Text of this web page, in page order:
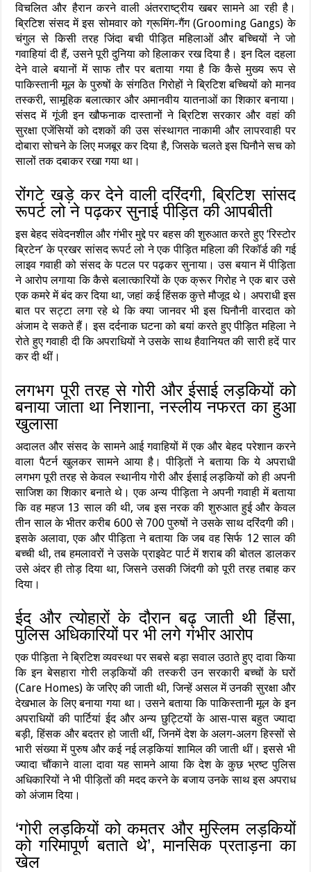
विचलित और हैरान करने वाली अंतरराष्ट्रीय खबर सामने आ रही है।
ब्रिटिश संसद में इस सोमवार को ग्रूमिंग-गैंग (Grooming Gangs) के
चंगुल से किसी तरह जिंदा बची पीड़ित महिलाओं और बच्चियों ने जो
गवाहियां दी हैं, उसने पूरी दुनिया को हिलाकर रख दिया है। इन दिल दहला
देने वाले बयानों में साफ तौर पर बताया गया है कि कैसे मुख्य रूप से
पाकिस्तानी मूल के पुरुषों के संगठित गिरोहों ने ब्रिटिश बच्चियों को मानव
तस्करी, सामूहिक बलात्कार और अमानवीय यातनाओं का शिकार बनाया।
संसद में गूंजी इन खौफनाक दास्तानों ने ब्रिटिश सरकार और वहां की
सुरक्षा एजेंसियों को दशकों की उस संस्थागत नाकामी और लापरवाही पर
दोबारा सोचने के लिए मजबूर कर दिया है, जिसके चलते इस घिनौने सच को
सालों तक दबाकर रखा गया था।
रोंगटे खड़े कर देने वाली दरिंदगी, ब्रिटिश सांसद
रूपर्ट लो ने पढ़कर सुनाई पीड़ित की आपबीती
इस बेहद संवेदनशील और गंभीर मुद्दे पर बहस की शुरुआत करते हुए ‘रिस्टोर
ब्रिटेन’ के प्रखर सांसद रूपर्ट लो ने एक पीड़ित महिला की रिकॉर्ड की गई
लाइव गवाही को संसद के पटल पर पढ़कर सुनाया। उस बयान में पीड़िता
ने आरोप लगाया कि कैसे बलात्कारियों के एक क्रूर गिरोह ने एक बार उसे
एक कमरे में बंद कर दिया था, जहां कई हिंसक कुत्ते मौजूद थे। अपराधी इस
बात पर सट्टा लगा रहे थे कि क्या जानवर भी इस घिनौनी वारदात को
अंजाम दे सकते हैं। इस दर्दनाक घटना को बयां करते हुए पीड़ित महिला ने
रोते हुए गवाही दी कि अपराधियों ने उसके साथ हैवानियत की सारी हदें पार
कर दी थीं।
लगभग पूरी तरह से गोरी और ईसाई लड़कियों को
बनाया जाता था निशाना, नस्लीय नफरत का हुआ
खुलासा
अदालत और संसद के सामने आई गवाहियों में एक और बेहद परेशान करने
वाला पैटर्न खुलकर सामने आया है। पीड़ितों ने बताया कि ये अपराधी
लगभग पूरी तरह से केवल स्थानीय गोरी और ईसाई लड़कियों को ही अपनी
साजिश का शिकार बनाते थे। एक अन्य पीड़िता ने अपनी गवाही में बताया
कि वह महज 13 साल की थी, जब इस नरक की शुरुआत हुई और केवल
तीन साल के भीतर करीब 600 से 700 पुरुषों ने उसके साथ दरिंदगी की।
इसके अलावा, एक और पीड़िता ने बताया कि जब वह सिर्फ 12 साल की
बच्ची थी, तब हमलावरों ने उसके प्राइवेट पार्ट में शराब की बोतल डालकर
उसे अंदर ही तोड़ दिया था, जिसने उसकी जिंदगी को पूरी तरह तबाह कर
दिया।
ईद और त्योहारों के दौरान बढ़ जाती थी हिंसा,
पुलिस अधिकारियों पर भी लगे गंभीर आरोप
एक पीड़िता ने ब्रिटिश व्यवस्था पर सबसे बड़ा सवाल उठाते हुए दावा किया
कि इन बेसहारा गोरी लड़कियों की तस्करी उन सरकारी बच्चों के घरों
(Care Homes) के जरिए की जाती थी, जिन्हें असल में उनकी सुरक्षा और
देखभाल के लिए बनाया गया था। उसने बताया कि पाकिस्तानी मूल के इन
अपराधियों की पार्टियां ईद और अन्य छुट्टियों के आस-पास बहुत ज्यादा
बड़ी, हिंसक और बदतर हो जाती थीं, जिनमें देश के अलग-अलग हिस्सों से
भारी संख्या में पुरुष और कई नई लड़कियां शामिल की जाती थीं। इससे भी
ज्यादा चौंकाने वाला दावा यह सामने आया कि देश के कुछ भ्रष्ट पुलिस
अधिकारियों ने भी पीड़ितों की मदद करने के बजाय उनके साथ इस अपराध
को अंजाम दिया।
‘गोरी लड़कियों को कमतर और मुस्लिम लड़कियों
को गरिमापूर्ण बताते थे’, मानसिक प्रताड़ना का
खेल